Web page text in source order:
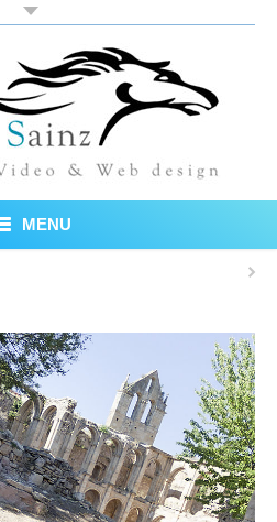
MENU